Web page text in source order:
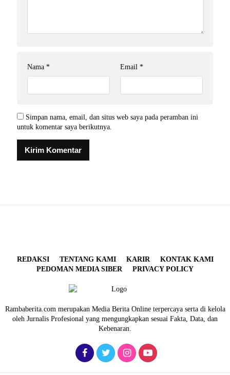
Nama * Email *
Simpan nama, email, dan situs web saya pada peramban ini
untuk komentar saya berikutnya.
REDAKSI TENTANG KAMI KARIR
KONTAK KAMI
PEDOMAN MEDIA SIBER
PRIVACY POLICY
Rambaberita.com merupakan Media Berita Online terpercaya serta di kelola
oleh Jurnalis Profesional yang mengungkapkan sesuai Fakta, Data, dan
Kebenaran.